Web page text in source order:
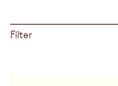
Filter